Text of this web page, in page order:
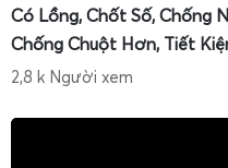
Có Lồng, Chốt Số, Chống
Chống Chuột Hơn, Tiết
2,8 k Người xem